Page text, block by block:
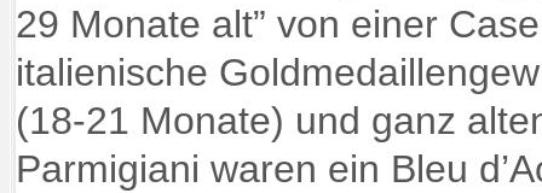
29 Monate alt” von einer
italienische
(18-21 Monate) und ganz
Parmigiani waren ein Bleu